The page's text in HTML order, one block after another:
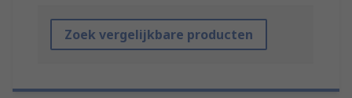
Zoek vergelijkbare producten